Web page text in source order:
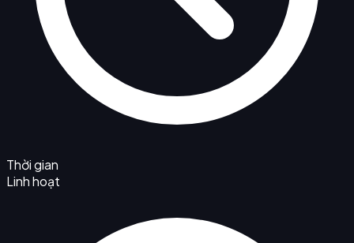
Thời gian
Linh hoạt